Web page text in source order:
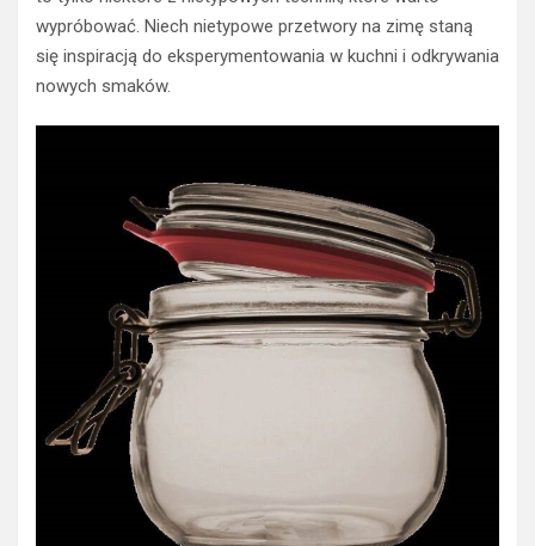
wypróbować. Niech nietypowe przetwory na zimę staną
się inspiracją do eksperymentowania w kuchni i odkrywania
nowych smaków.